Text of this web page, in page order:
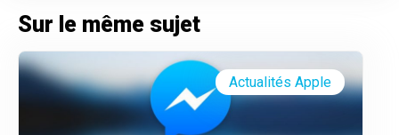
Sur le même sujet
Actualités Apple